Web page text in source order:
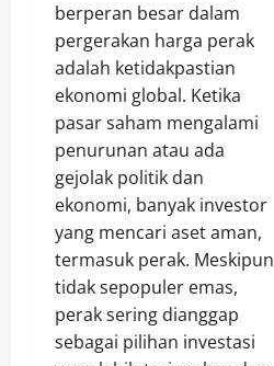
berperan besar dalam
pergerakan harga perak
adalah ketidakpastian
ekonomi global. Ketika
pasar saham mengalami
penurunan atau ada
gejolak politik dan
ekonomi, banyak investor
yang mencari aset aman,
termasuk perak. Meskipun
tidak sepopuler emas,
perak sering dianggap
sebagai pilihan investasi